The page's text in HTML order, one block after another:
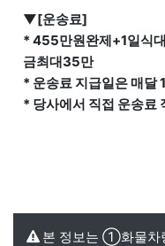
▼[운송료]
* 455만원완제+1일식
금최대35만
* 운송료 지급일은 매달
* 당사에서 직접 운송료
본 정보는 ①화물